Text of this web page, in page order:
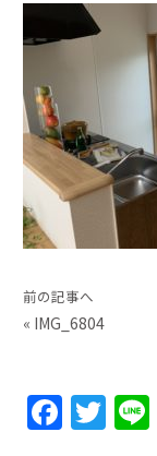
前の記事へ
« IMG_6804
F T